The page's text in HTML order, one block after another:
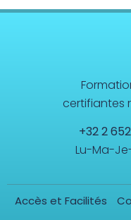
certifiantes
+32 2
Lu-Ma-
Accès et Facilités